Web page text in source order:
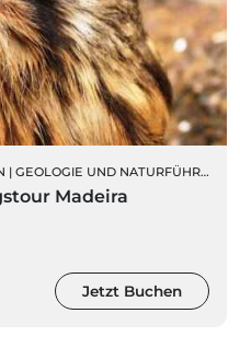
| GEOLOGIE UND NATURFÜHRUNGEN
Madeira
Jetzt Buchen